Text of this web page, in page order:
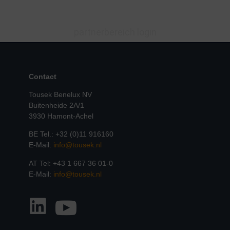
Contact
Tousek Benelux NV
Buitenheide 2A/1
3930 Hamont-Achel
BE Tel.: +32 (0)11 916160
E-Mail: info@tousek.nl
AT Tel: +43 1 667 36 01-0
E-Mail: info@tousek.nl